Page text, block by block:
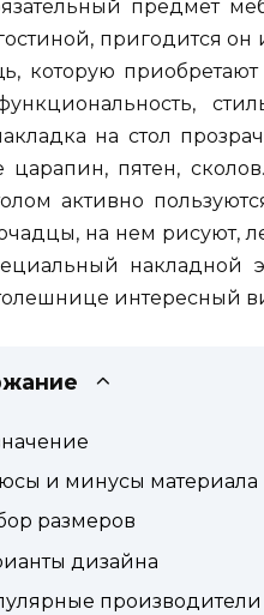
предмет
пригодится
которую
на стол
царапин, пятен,
активно
на нем рисуют,
накладной
интересный
и минусы материала
размеров
дизайна
производители